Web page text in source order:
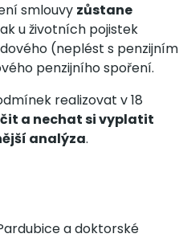
smlouvy zůstane
u životních pojistek
(neplést s penzijním
penzijního spoření.
realizovat v 18
a nechat si vyplatit
analýza.
a doktorské